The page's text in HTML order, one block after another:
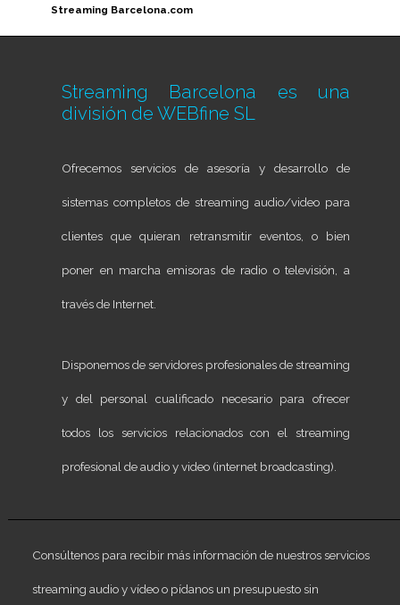
Streaming Barcelona.com
Streaming Barcelona es una
división de WEBfine SL
Ofrecemos servicios de asesoría y desarrollo de
sistemas completos de streaming audio/video para
clientes que quieran retransmitir eventos, o bien
poner en marcha emisoras de radio o televisión, a
través de Internet.
Disponemos de servidores profesionales de streaming
y del personal cualificado necesario para ofrecer
todos los servicios relacionados con el streaming
profesional de audio y video (internet broadcasting).
Consúltenos para recibir más información de nuestros servicios
streaming audio y vídeo o pídanos un presupuesto sin